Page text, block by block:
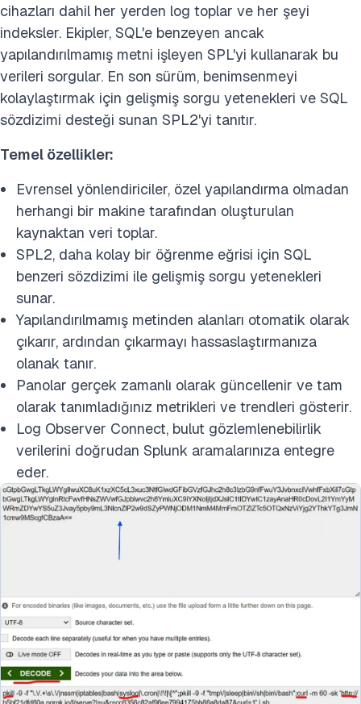
cihazları dahil her yerden log toplar ve her şeyi
indeksler. Ekipler, SQL'e benzeyen ancak
yapılandırılmamış metni işleyen SPL'yi kullanarak bu
verileri sorgular. En son sürüm, benimsenmeyi
kolaylaştırmak için gelişmiş sorgu yetenekleri ve SQL
sözdizimi desteği sunan SPL2'yi tanıtır.
Temel özellikler:
Evrensel yönlendiriciler, özel yapılandırma olmadan
herhangi bir makine tarafından oluşturulan
kaynaktan veri toplar.
SPL2, daha kolay bir öğrenme eğrisi için SQL
benzeri sözdizimi ile gelişmiş sorgu yetenekleri
sunar.
Yapılandırılmamış metinden alanları otomatik olarak
çıkarır, ardından çıkarmayı hassaslaştırmanıza
olanak tanır.
Panolar gerçek zamanlı olarak güncellenir ve tam
olarak tanımladığınız metrikleri ve trendleri gösterir.
Log Observer Connect, bulut gözlemlenebilirlik
verilerini doğrudan Splunk aramalarınıza entegre
eder.